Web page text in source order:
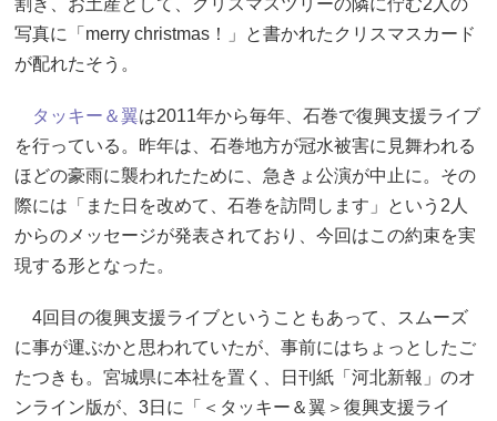
写真に「merry christmas！」と書かれたクリスマスカード
が配れたそう。
タッキー＆翼は2011年から毎年、石巻で復興支援ライブ
を行っている。昨年は、石巻地方が冠水被害に見舞われる
ほどの豪雨に襲われたために、急きょ公演が中止に。その
際には「また日を改めて、石巻を訪問します」という2人
からのメッセージが発表されており、今回はこの約束を実
現する形となった。
4回目の復興支援ライブということもあって、スムーズ
に事が運ぶかと思われていたが、事前にはちょっとしたご
たつきも。宮城県に本社を置く、日刊紙「河北新報」のオ
ンライン版が、3日に「＜タッキー＆翼＞復興支援ライ